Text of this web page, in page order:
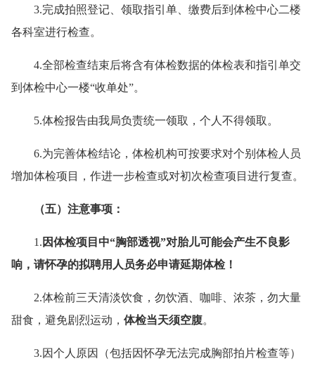
3.完成拍照登记、领取指引单、缴费后到体检中心二楼
各科室进行检查。
4.全部检查结束后将含有体检数据的体检表和指引单交
到体检中心一楼“收单处”。
5.体检报告由我局负责统一领取，个人不得领取。
6.为完善体检结论，体检机构可按要求对个别体检人员
增加体检项目，作进一步检查或对初次检查项目进行复查。
（五） 注意事项：
1. 因体检项目中“胸部透视”对胎儿可能会产生不良影
响，请怀孕的拟聘用人员务必申请延期体检！
2.体检前三天清淡饮食，勿饮酒、咖啡、浓茶，勿大量
甜食，避免剧烈运动， 体检当天须空腹。
3.因个人原因（包括因怀孕无法完成胸部拍片检查等）